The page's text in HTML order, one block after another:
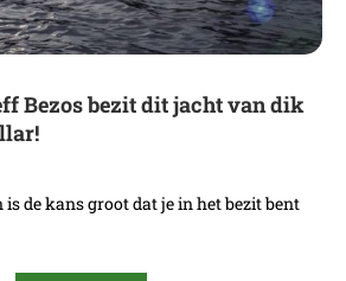
Bezos bezit dit jacht van dik
de kans groot dat je in het bezit bent